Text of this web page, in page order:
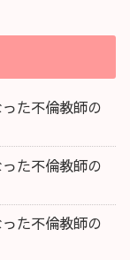
た不倫教師の
た不倫教師の
た不倫教師の